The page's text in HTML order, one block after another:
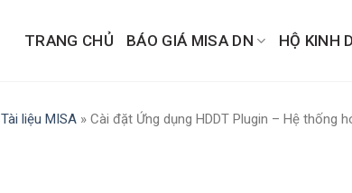
TRANG CHỦ BÁO GIÁ MISA DN HỘ KINH
Tài liệu MISA» Cài đặt Ứng dụng HDDT Plugin – Hệ thống